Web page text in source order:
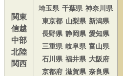
関東
信越
中部
北陸
関西
埼玉県 千葉県 神奈川県
東京都 山梨県 新潟県
長野県 静岡県 愛知県
三重県 岐阜県 富山県
石川県 福井県 大阪府
京都府 滋賀県 奈良県